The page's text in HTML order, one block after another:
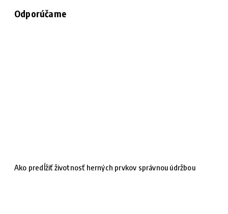
Odporúčame
Ako predĺžiť životnosť herných prvkov správnou údržbou